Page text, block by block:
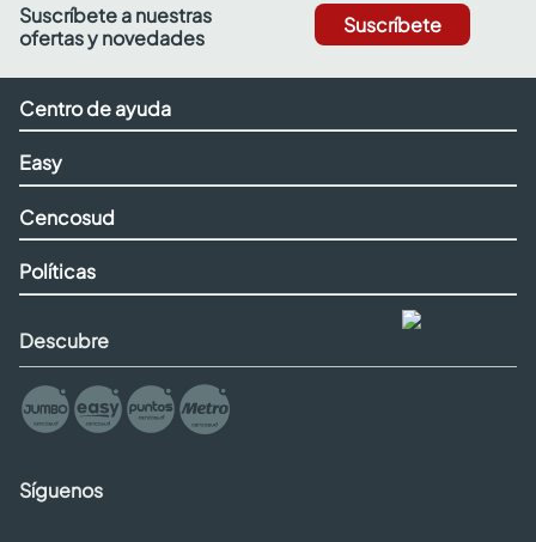
Suscríbete a nuestras
ofertas y novedades
Suscríbete
Centro de ayuda
Easy
Cencosud
Políticas
Descubre
Síguenos